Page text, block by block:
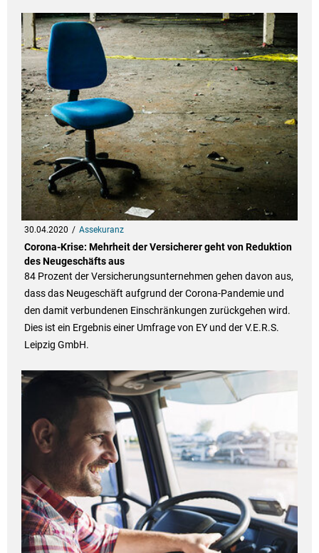
30.04.2020 Assekuranz
Corona-Krise: Mehrheit der Versicherer geht von Reduktion
des Neugeschäfts aus
84 Prozent der Versicherungsunternehmen gehen davon aus,
dass das Neugeschäft aufgrund der Corona-Pandemie und
den damit verbundenen Einschränkungen zurückgehen wird.
Dies ist ein Ergebnis einer Umfrage von EY und der V.E.R.S.
Leipzig GmbH.